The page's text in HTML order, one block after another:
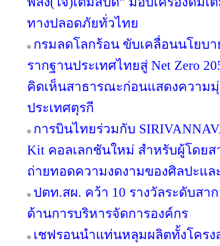
ทางปลอดภัยทั่วไทย
กรมลดโลกร้อน ขับเคลื่อนนโยบ
รากฐานประเทศไทยสู่ Net Zero
คิดเห็นสาธารณะก่อนแสดงความมุ่
ประเทศตุรกี
การบินไทยร่วมกับ
Kit คอลเลกชันใหม่ สำหรับผู้โดยส
ถ่ายทอดความงดงามของศิลปะแ
ปตท.สผ. คว้า 10 รางวัลระดับสา
ด้านการบริหารจัดการองค์กร
เชฟรอนนำแท่นหลุมผลิตทั้งโครง